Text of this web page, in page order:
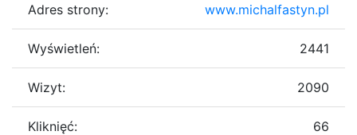
Adres strony: www.michalfastyn.pl
Wyświetleń: 2441
Wizyt: 2090
Kliknięć: 66